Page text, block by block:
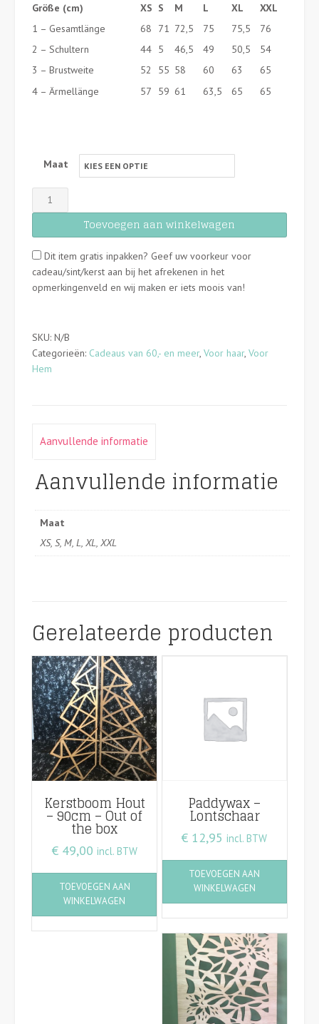
Größe (cm) XS S M L XL
XXL
1 – Gesamtlänge
68 71 72,5 75 75,5
76
2 – Schultern
44 5 46,5 49 50,5
54
3 – Brustweite
52 55 58 60 63
65
4 – Ärmellänge
57 59 61 63,5 65 65
Maat
Hindbag
-
-
Jasje
-
Olive
maten
aantal
Toevoegen aan winkelwagen
Dit item gratis inpakken? Geef uw voorkeur voor
cadeau/sint/kerst aan bij het afrekenen in het
opmerkingenveld en wij maken er iets moois van!
SKU: N/B
Categorieën: Cadeaus van 60,- en meer, Voor haar, Voor
Hem
Aanvullende informatie
Aanvullende informatie
Maat
XS, S, M, L, XL, XXL
Gerelateerde producten
Kerstboom Hout
– 90cm – Out of
the box
€49,00 incl. BTW
TOEVOEGEN AAN
WINKELWAGEN
Paddywax –
Lontschaar
€ 12,95 incl. BTW
TOEVOEGEN AAN
WINKELWAGEN